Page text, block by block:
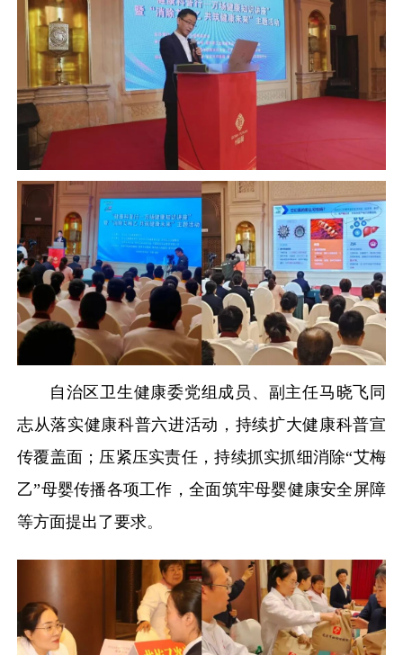
自治区卫生健康委党组成员、副主任马晓飞同
志从落实健康科普六进活动，持续扩大健康科普宣
传覆盖面；压紧压实责任，持续抓实抓细消除“艾梅
乙”母婴传播各项工作，全面筑牢母婴健康安全屏障
等方面提出了要求。